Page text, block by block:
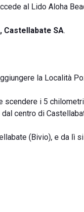
al Lido Aloha
Castellabate SA.
la Località
scendere i 5
centro di
(Bivio), e da lì